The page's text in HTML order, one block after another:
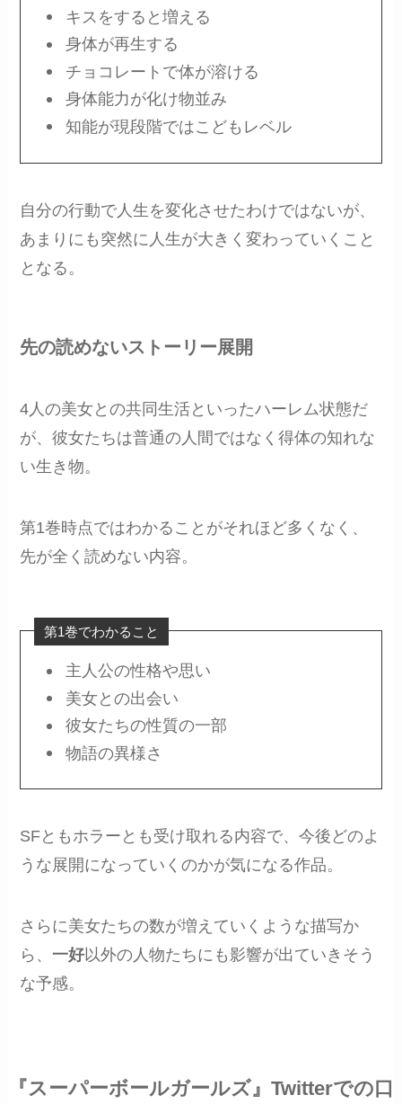
キスをすると増える
身体が再生する
チョコレートで体が溶ける
身体能力が化け物並み
知能が現段階ではこどもレベル
自分の行動で人生を変化させたわけではないが、
あまりにも突然に人生が大きく変わっていくこと
となる。
先の読めないストーリー展開
4人の美女との共同生活といったハーレム状態だ
が、彼女たちは普通の人間ではなく得体の知れな
い生き物。
第1巻時点ではわかることがそれほど多くなく、
先が全く読めない内容。
第1巻でわかること
主人公の性格や思い
美女との出会い
彼女たちの性質の一部
物語の異様さ
SFともホラーとも受け取れる内容で、今後どのよ
うな展開になっていくのかが気になる作品。
さらに美女たちの数が増えていくような描写か
ら、一好以外の人物たちにも影響が出ていきそう
な予感。
『スーパーボールガールズ』Twitterでの口